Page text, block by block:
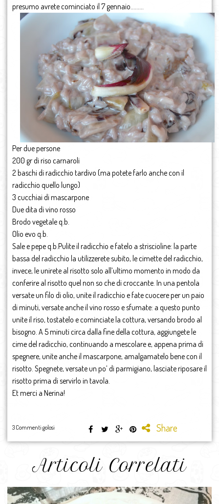
presumo avrete cominciato il 7 gennaio………
Per due persone
200 gr di riso carnaroli
2 baschi di radicchio tardivo (ma potete farlo anche con il
radicchio quello lungo)
3 cucchiai di mascarpone
Due dita di vino rosso
Brodo vegetale q.b.
Olio evo q.b.
Sale e pepe q.b.Pulite il radicchio e fatelo a striscioline: la parte
bassa del radicchio la utilizzerete subito, le cimette del radicchio,
invece, le unirete al risotto solo all’ultimo momento in modo da
conferire al risotto quel non so che di croccante. In una pentola
versate un filo di olio, unite il radicchio e fate cuocere per un paio
di minuti, versate anche il vino rosso e sfumate: a questo punto
unite il riso, tostatelo e cominciate la cottura, versando brodo al
bisogno. A 5 minuti circa dalla fine della cottura, aggiungete le
cime del radicchio, continuando a mescolare e, appena prima di
spegnere, unite anche il mascarpone, amalgamatelo bene con il
risotto. Spegnete, versate un po’ di parmigiano, lasciate riposare il
risotto prima di servirlo in tavola.
Et merci a Nerina!
3 Commenti golosi Share
Articoli Correlati